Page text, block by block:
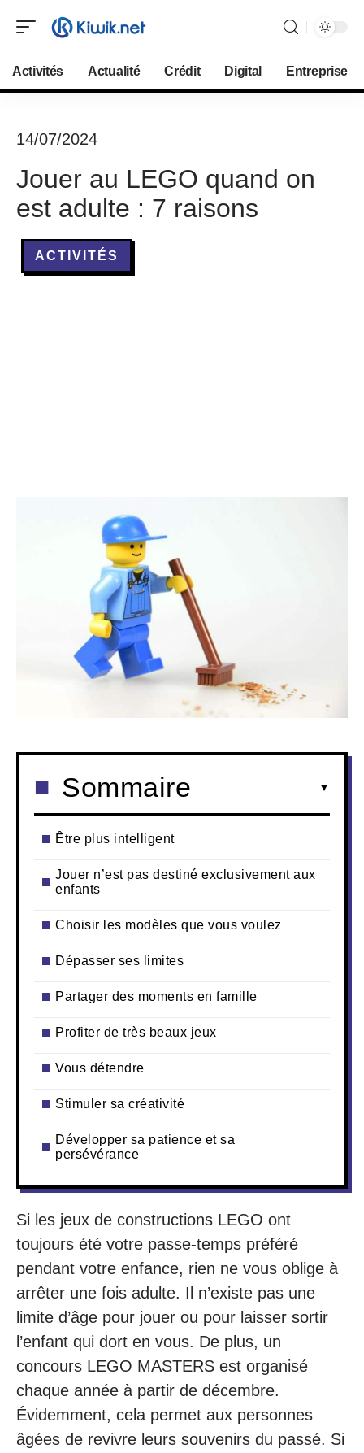
Activités Actualité Crédit Digital Entreprise
14/07/2024
Jouer au LEGO quand on
est adulte : 7 raisons
ACTIVITÉS
Sommaire
Être plus intelligent
Jouer n’est pas destiné exclusivement aux
enfants
Choisir les modèles que vous voulez
Dépasser ses limites
Partager des moments en famille
Profiter de très beaux jeux
Vous détendre
Stimuler sa créativité
Développer sa patience et sa
persévérance
Si les jeux de constructions LEGO ont
toujours été votre passe-temps préféré
pendant votre enfance, rien ne vous oblige à
arrêter une fois adulte. Il n’existe pas une
limite d’âge pour jouer ou pour laisser sortir
l’enfant qui dort en vous. De plus, un
concours LEGO MASTERS est organisé
chaque année à partir de décembre.
Évidemment, cela permet aux personnes
âgées de revivre leurs souvenirs du passé. Si